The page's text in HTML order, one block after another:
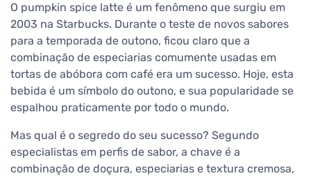
O pumpkin spice latte é um fenômeno que surgiu em
2003 na Starbucks. Durante o teste de novos sabores
para a temporada de outono, ficou claro que a
combinação de especiarias comumente usadas em
tortas de abóbora com café era um sucesso. Hoje, esta
bebida é um símbolo do outono, e sua popularidade se
espalhou praticamente por todo o mundo.
Mas qual é o segredo do seu sucesso? Segundo
especialistas em perfis de sabor, a chave é a
combinação de doçura, especiarias e textura cremosa,